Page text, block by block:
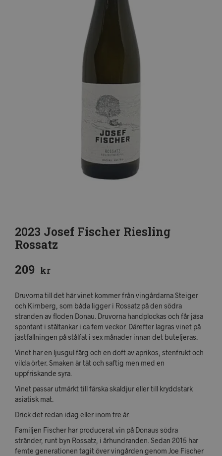
2023 Josef Fischer Riesling
Rossatz
209 kr
Druvorna till det här vinet kommer från vingårdarna Steiger
och Kirnberg, som båda ligger i Rossatz på den södra
stranden av floden Donau. Druvorna handplockas och får jäsa
spontant i ståltankar i ca fem veckor. Därefter lagras vinet på
jästfällningen på stålfat i sex månader innan det buteljeras.
Vinet har en ljusgul färg och en doft av aprikos, stenfrukt och
vilda örter. Smaken är tät och saftig men med en
uppfriskande syra.
Vinet passar utmärkt till färska skaldjur eller till kryddstark
asiatisk mat.
Drick det redan idag eller inom tre år.
Familjen Fischer har producerat vin på Donaus södra
stränder, runt byn Rossatz, i århundranden. Sedan 2015 har
femte generationen tagit över vingården genom Joe Fischer